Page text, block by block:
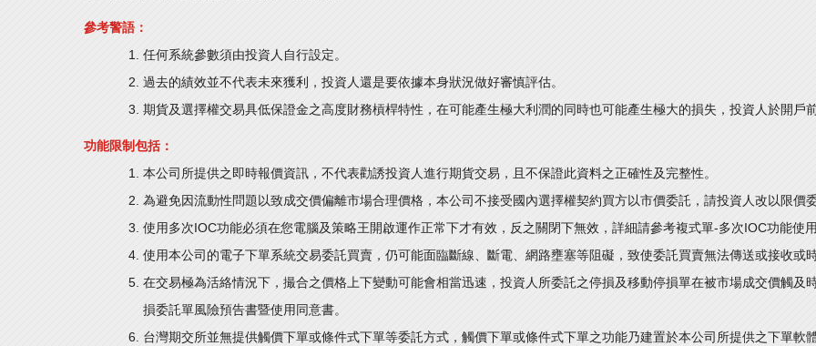
參考警語：
任何系統參數須由投資人自行設定。
過去的績效並不代表未來獲利，投資人還是要依據本身狀況做好審慎評估。
期貨及選擇權交易具低保證金之高度財務槓桿特性，在可能產生極大利潤的同時也可能產生極大的損失，投資人於開戶
功能限制包括：
本公司所提供之即時報價資訊，不代表勸誘投資人進行期貨交易，且不保證此資料之正確性及完整性。
為避免因流動性問題以致成交價偏離市場合理價格，本公司不接受國內選擇權契約買方以市價委託，請投資人改以限價
使用多次IOC功能必須在您電腦及策略王開啟運作正常下才有效，反之關閉下無效，詳細請參考複式單-多次IOC功能使
使用本公司的電子下單系統交易委託買賣，仍可能面臨斷線、斷電、網路壅塞等阻礙，致使委託買賣無法傳送或接收或
在交易極為活絡情況下，撮合之價格上下變動可能會相當迅速，投資人所委託之停損及移動停損單在被市場成交價觸
損委託單風險預告書暨使用同意書。
台灣期交所並無提供觸價下單或條件式下單等委託方式，觸價下單或條件式下單之功能乃建置於本公司所提供之下單